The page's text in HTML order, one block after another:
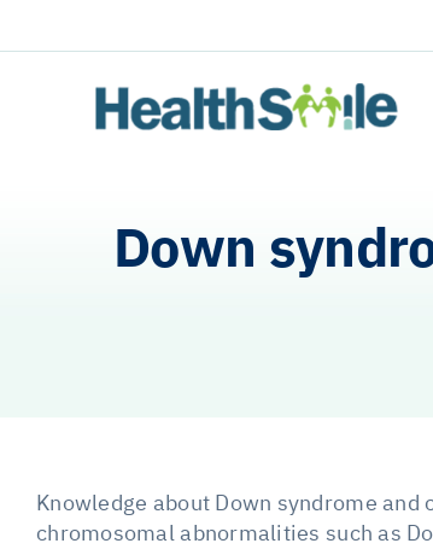
to
Down
Knowledge about Down syndrome
chromosomal abnormalities such as